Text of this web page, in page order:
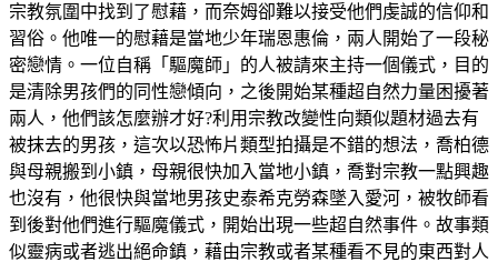
宗教氛圍中找到了慰藉，而奈姆卻難以接受他們虔誠的信仰和
習俗。他唯一的慰藉是當地少年瑞恩惠倫，兩人開始了一段秘
密戀情。一位自稱「驅魔師」的人被請來主持一個儀式，目的
是清除男孩們的同性戀傾向，之後開始某種超自然力量困擾著
兩人，他們該怎麼辦才好?利用宗教改變性向類似題材過去有
被抹去的男孩，這次以恐怖片類型拍攝是不錯的想法，喬柏德
與母親搬到小鎮，母親很快加入當地小鎮，喬對宗教一點興趣
也沒有，他很快與當地男孩史泰希克勞森墜入愛河，被牧師看
到後對他們進行驅魔儀式，開始出現一些超自然事件。故事類
似靈病或者逃出絕命鎮，藉由宗教或者某種看不見的東西對人